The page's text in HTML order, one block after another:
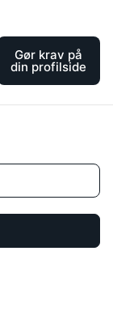
Gør krav på
din profilside